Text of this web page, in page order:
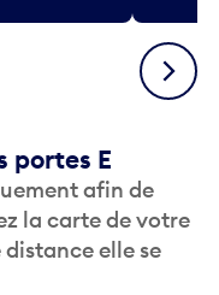
Suivant
portes E
afin de
la carte de votre
elle se